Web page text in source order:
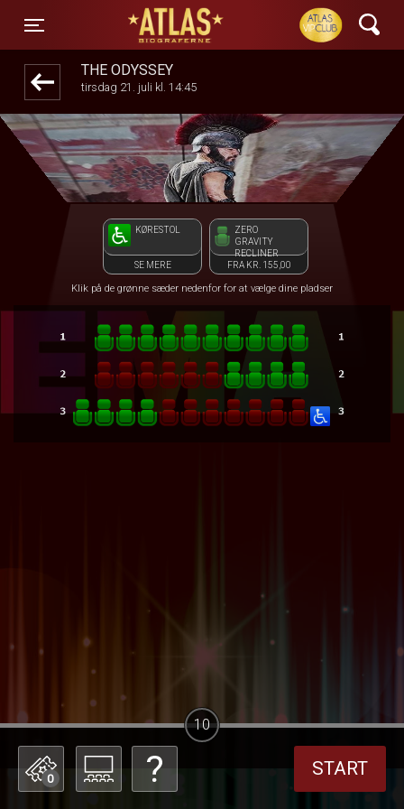
Toggle navigation
ATLAS Biograferne
THE ODYSSEY
tirsdag 21. juli kl. 14:45
KØRESTOL
SE MERE
ZERO
GRAVITY
RECLINER
FRA KR. 155,00
Klik på de grønne sæder nedenfor for at vælge dine pladser
0 START
10
1step-front02 025748